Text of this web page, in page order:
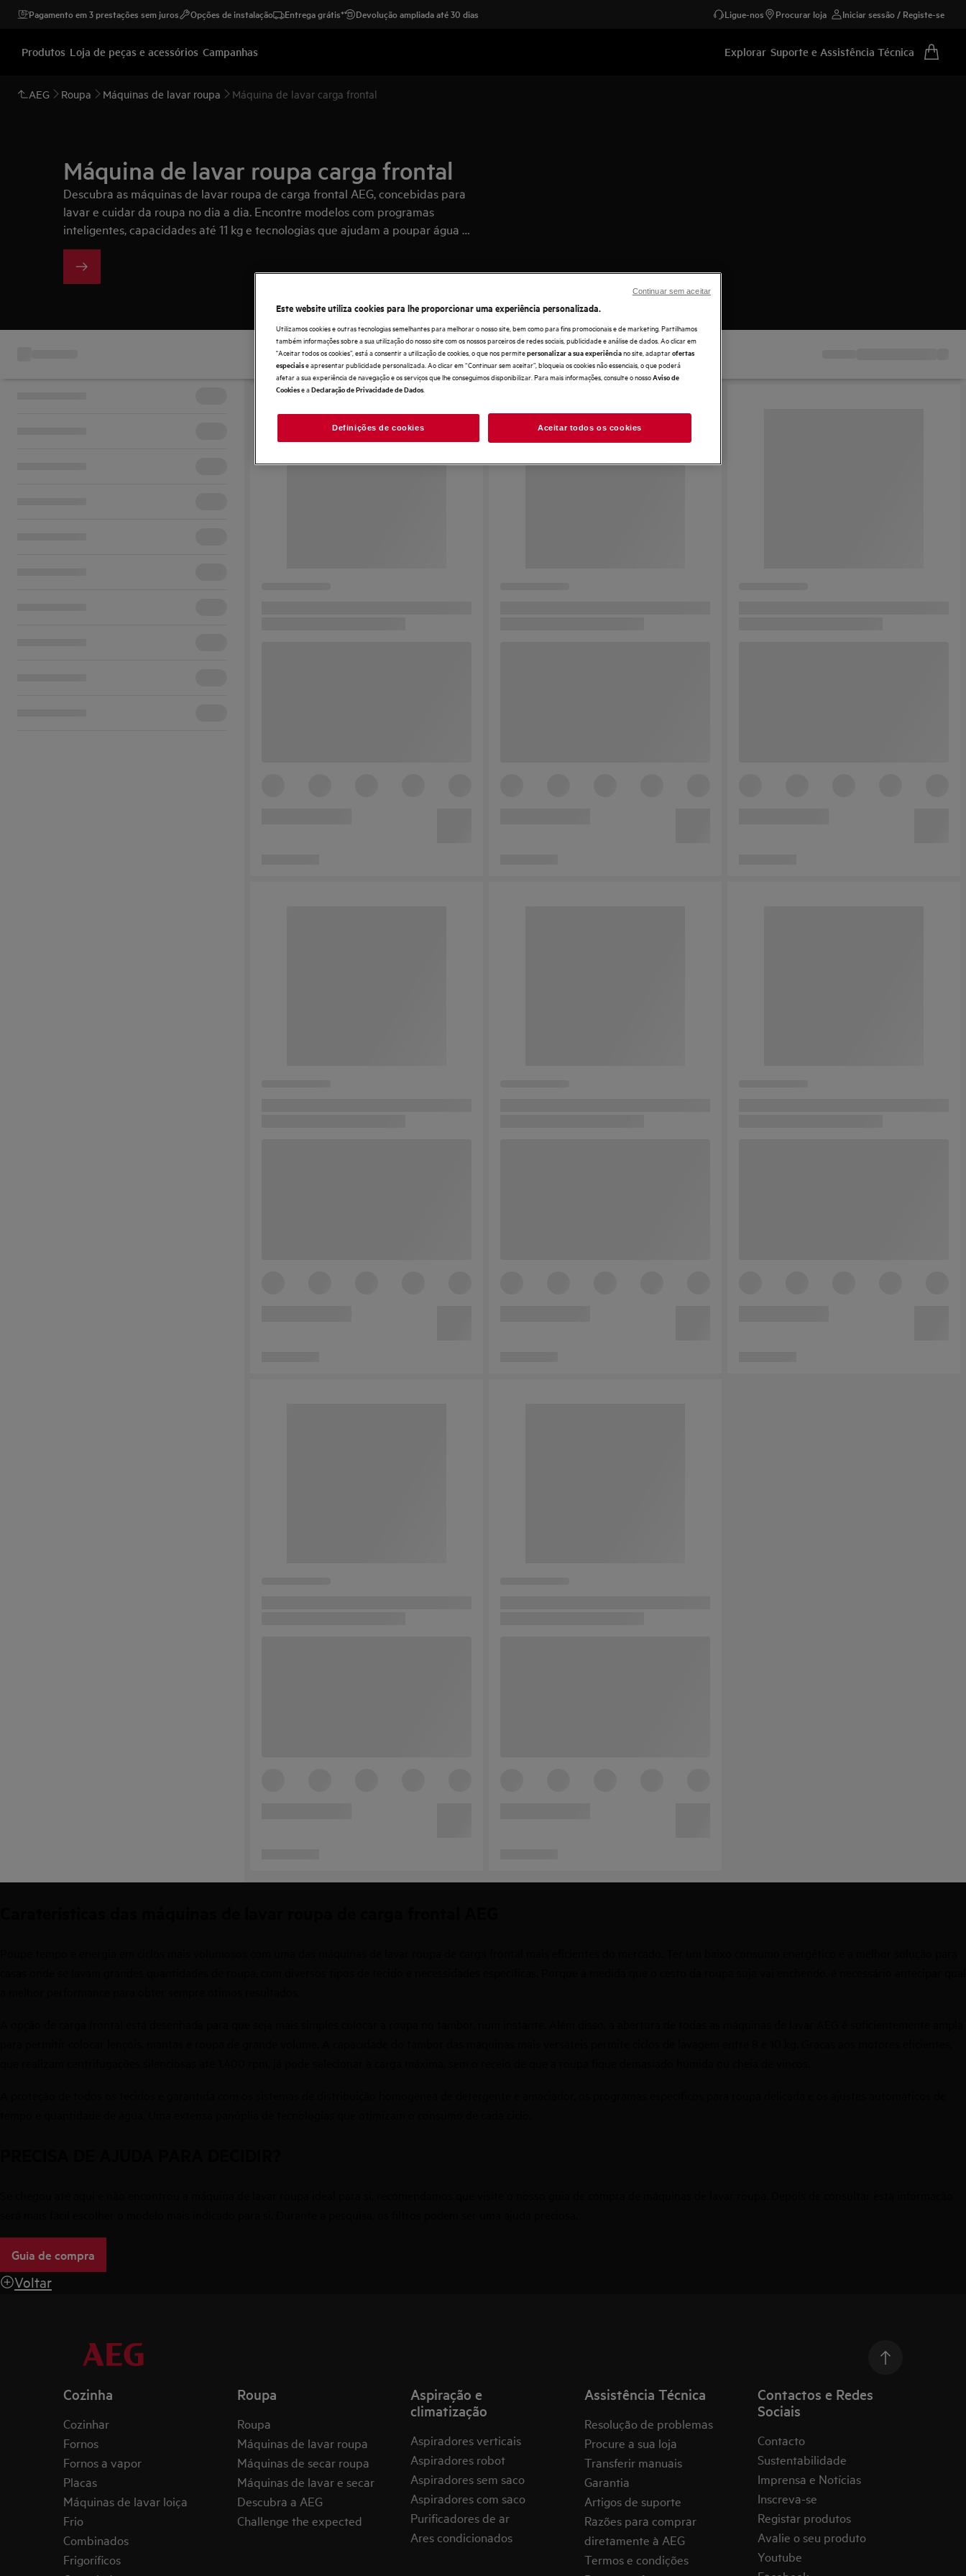
Pagamento em 3 prestações sem juros Opções de instalação Entrega grátis* Devolução ampliada até 30 dias Ligue-nos Procurar loja Iniciar sessão / Registe-se
Produtos Loja de peças e acessórios Campanhas Explorar Suporte e Assistência Técnica
AEG Roupa Máquinas de lavar roupa Máquina de lavar carga frontal
Máquina de lavar roupa carga frontal
Descubra as máquinas de lavar roupa de carga frontal AEG, concebidas para
lavar e cuidar da roupa no dia a dia. Encontre modelos com programas
inteligentes, capacidades até 11 kg e tecnologias que ajudam a poupar água e
energia.
Guia de compra
Voltar
Cozinha
Cozinhar
Fornos
Fornos a vapor
Placas
Máquinas de lavar loiça
Frio
Combinados
Frigoríficos
Roupa
Roupa
Máquinas de lavar roupa
Máquinas de secar roupa
Máquinas de lavar e secar
Descubra a AEG
Challenge the expected
Aspiração e
climatização
Aspiradores verticais
Aspiradores robot
Aspiradores sem saco
Aspiradores com saco
Purificadores de ar
Ares condicionados
Assistência Técnica
Resolução de problemas
Procure a sua loja
Transferir manuais
Garantia
Artigos de suporte
Razões para comprar
diretamente à AEG
Termos e condições
Contactos e Redes
Sociais
Contacto
Sustentabilidade
Imprensa e Notícias
Inscreva-se
Registar produtos
Avalie o seu produto
Youtube
Este website utiliza cookies para lhe proporcionar uma experiência personalizada.
Utilizamos cookies e outras tecnologias semelhantes para melhorar o nosso site, bem como para fins promocionais e de marketing. Partilhamos
também informações sobre a sua utilização do nosso site com os nossos parceiros de redes sociais, publicidade e análise de dados. Ao clicar em
"Aceitar todos os cookies”, está a consentir a utilização de cookies, o que nos permitepersonalizar a sua experiênciano site, adaptarofertas
especiaise apresentar publicidade personalizada. Ao clicar em “Continuar sem aceitar”, bloqueia os cookies não essenciais, o que poderá
afetar a sua experiência de navegação e os serviços que lhe conseguimos disponibilizar. Para mais informações, consulte o nossoAviso de
Cookiese aDeclaração de Privacidade de Dados
Definições de cookies Aceitar todos os cookies
Continuar sem aceitar